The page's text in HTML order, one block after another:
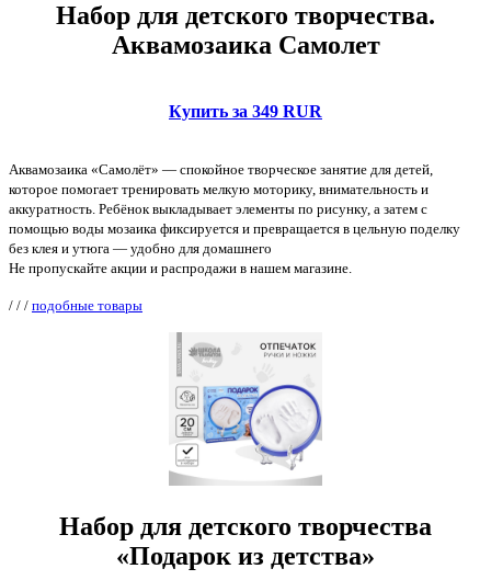
Набор для детского творчества.
Аквамозаика Самолет
Купить за 349 RUR
Аквамозаика «Самолёт» — спокойное творческое занятие для детей,
которое помогает тренировать мелкую моторику, внимательность и
аккуратность. Ребёнок выкладывает элементы по рисунку, а затем с
помощью воды мозаика фиксируется и превращается в цельную поделку
без клея и утюга — удобно для домашнего
Не пропускайте акции и распродажи в нашем магазине.
/ / / подобные товары
Набор для детского творчества
«Подарок из детства»